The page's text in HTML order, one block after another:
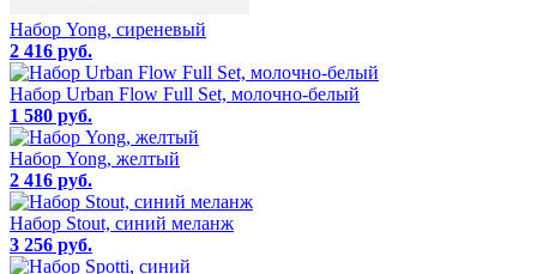
Набор Yong, сиреневый
2 416 руб.
Набор Urban Flow Full Set, молочно-белый
1 580 руб.
Набор Yong, желтый
2 416 руб.
Набор Stout, синий меланж
3 256 руб.